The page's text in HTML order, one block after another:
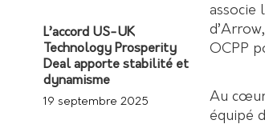
associe
OCPP
Au cœur
équipé
L’accord US-UK
Technology Prosperity
Deal apporte stabilité et
dynamisme
19 septembre 2025